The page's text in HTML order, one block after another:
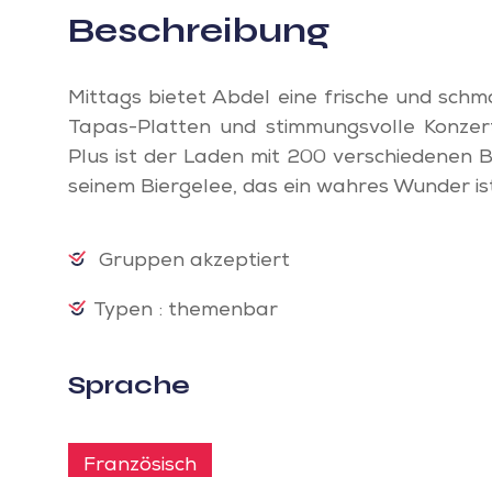
Beschreibung
Mittags bietet Abdel eine frische und
Tapas-Platten und stimmungsvolle
Plus ist der Laden mit 200 verschiedenen
seinem Biergelee, das ein wahres Wunder
Gruppen akzeptiert
Typen : themenbar
Sprache
Französisch